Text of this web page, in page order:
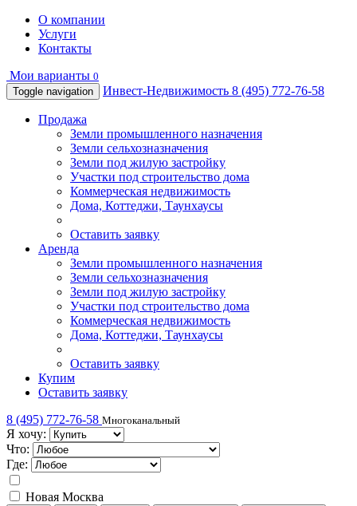
О компании
Услуги
Контакты
Мои варианты 0
Toggle navigation
Инвест-Недвижимость 8 (495) 772-76-58
Продажа
Земли промышленного назначения
Земли сельхозназначения
Земли под жилую застройку
Участки под строительство дома
Коммерческая недвижимость
Дома, Коттеджи, Таунхаусы
Оставить заявку
Аренда
Земли промышленного назначения
Земли сельхозназначения
Земли под жилую застройку
Участки под строительство дома
Коммерческая недвижимость
Дома, Коттеджи, Таунхаусы
Оставить заявку
Купим
Оставить заявку
8 (495) 772-76-58 Многоканальный
Я хочу:
Что:
Где:
Новая Москва